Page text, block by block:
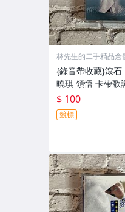
林先生的二手精品倉
{錄音帶收藏}滾石
曉琪 領悟 卡帶歌
一樣 封面漂亮 外
$ 100
競標